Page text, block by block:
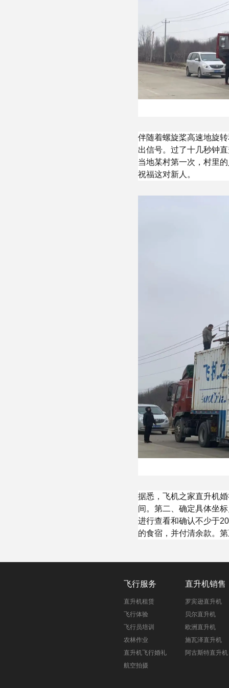
伴随着螺旋桨高速地旋
出信号。过了十几秒钟
当地某村第一次，村里
祝福这对新人。
据悉，飞机之家直升机
间。第二、确定具体坐
进行查看和确认不少于
的食宿，并付清余款。
飞行服务
直升机租赁
飞行体验
飞行员培训
农林作业
直升机飞行婚礼
航空拍摄
直升机销售
罗宾逊直升机
贝尔直升机
欧洲直升机
施瓦泽直升机
阿古斯特直升机